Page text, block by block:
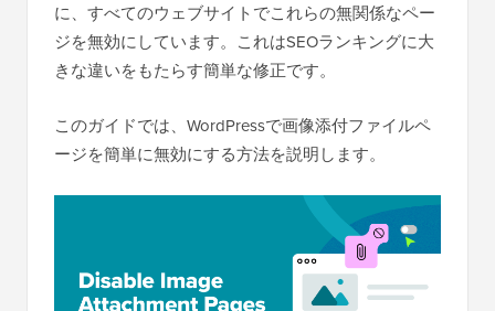
に、すべてのウェブサイトでこれらの無関係なペー
ジを無効にしています。これはSEOランキングに大
きな違いをもたらす簡単な修正です。
このガイドでは、WordPressで画像添付ファイルペ
ージを簡単に無効にする方法を説明します。